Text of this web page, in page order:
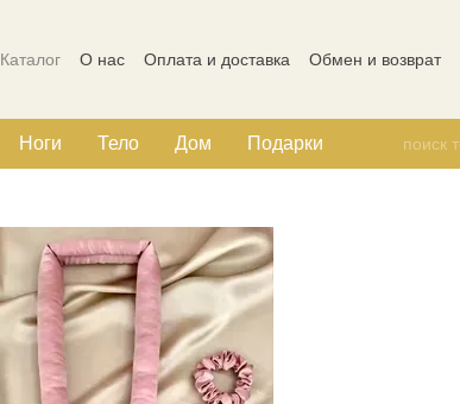
Каталог О нас Оплата и доставка Обмен и возврат
Ноги Тело Дом Подарки